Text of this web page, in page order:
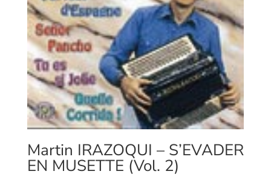
Martin IRAZOQUI – S’EVADER
EN MUSETTE (Vol. 2)